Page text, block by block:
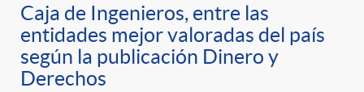
Caja de Ingenieros, entre las
entidades mejor valoradas del país
según la publicación Dinero y
Derechos